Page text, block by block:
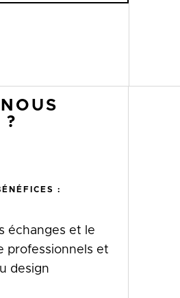
?
:
échanges et le
professionnels et
design